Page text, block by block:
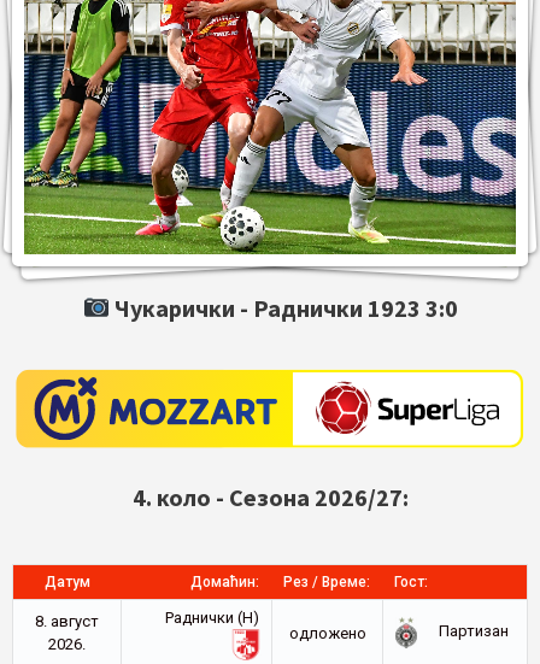
Чукарички - Раднички 1923 3:0
4. коло - Сезона 2026/27:
Датум Домаћин: Рез / Време: Гост:
8. август
2026.
Раднички (Н)
oдложено
Партизан